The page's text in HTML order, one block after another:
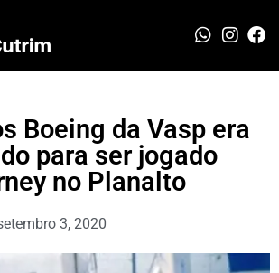
Boeing da Vasp era
para ser jogado
no Planalto
3, 2020